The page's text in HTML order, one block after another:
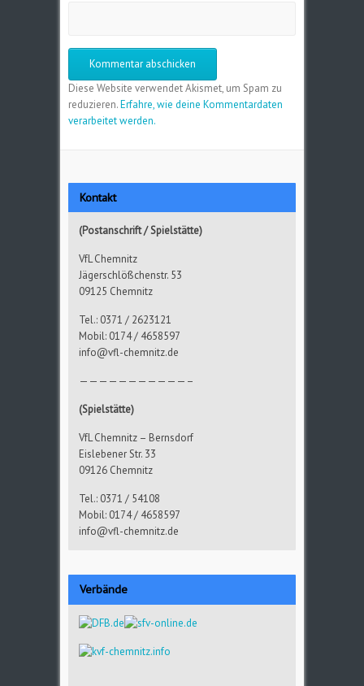
Diese Website verwendet Akismet, um Spam zu
reduzieren.Erfahre, wie deine Kommentardaten
verarbeitet werden.
Kontakt
(Postanschrift / Spielstätte)
VfL Chemnitz
Jägerschlößchenstr. 53
09125 Chemnitz
Tel.: 0371 / 2623121
Mobil: 0174 / 4658597
info@vfl-chemnitz.de
———————————–
(Spielstätte)
VfL Chemnitz – Bernsdorf
Eislebener Str. 33
09126 Chemnitz
Tel.: 0371 / 54108
Mobil: 0174 / 4658597
info@vfl-chemnitz.de
Verbände